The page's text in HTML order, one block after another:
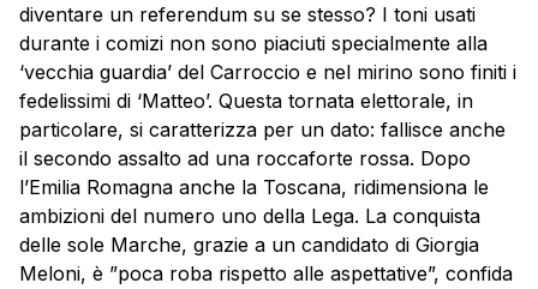
diventare un referendum su se stesso? I toni usati
durante i comizi non sono piaciuti specialmente alla
‘vecchia guardia’ del Carroccio e nel mirino sono finiti i
fedelissimi di ‘Matteo’. Questa tornata elettorale, in
particolare, si caratterizza per un dato: fallisce anche
il secondo assalto ad una roccaforte rossa. Dopo
l’Emilia Romagna anche la Toscana, ridimensiona le
ambizioni del numero uno della Lega. La conquista
delle sole Marche, grazie a un candidato di Giorgia
Meloni, è ”poca roba rispetto alle aspettative”, confida